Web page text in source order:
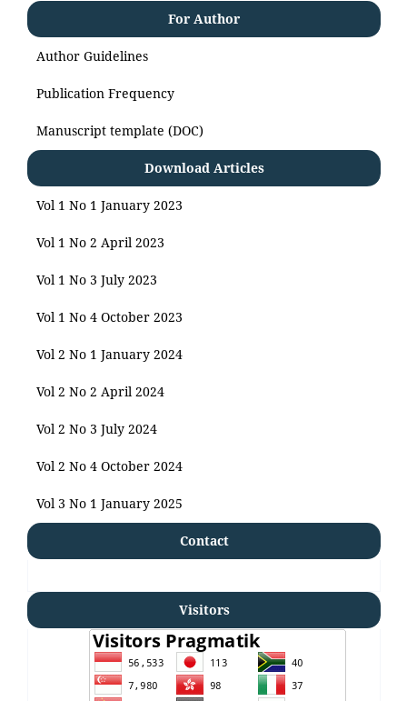
For Author
Author Guidelines
Publication Frequency
Manuscript template (DOC)
Download Articles
Vol 1 No 1 January 2023
Vol 1 No 2 April 2023
Vol 1 No 3 July 2023
Vol 1 No 4 October 2023
Vol 2 No 1 January 2024
Vol 2 No 2 April 2024
Vol 2 No 3 July 2024
Vol 2 No 4 October 2024
Vol 3 No 1 January 2025
Contact
Visitors